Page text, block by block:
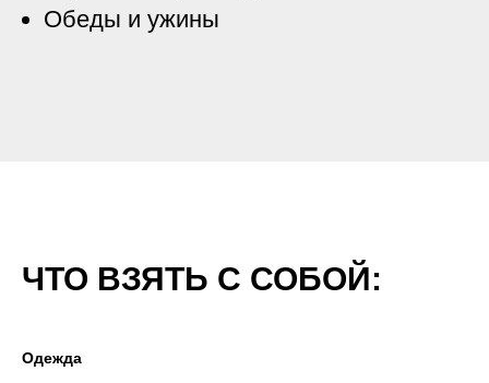
Обеды и ужины
ЧТО ВЗЯТЬ С СОБОЙ:
Одежда